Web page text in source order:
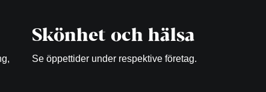
Skönhet och hälsa
Se öppettider under respektive företag.